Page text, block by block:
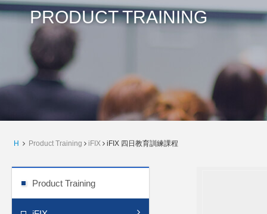
PRODUCT TRAINING
H Product Training iFIX iFIX 四日教育訓練課程
Product Training